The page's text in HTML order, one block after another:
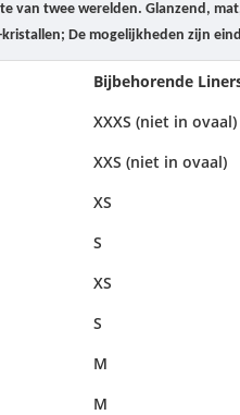
van twee werelden. Glanzend,
De mogelijkheden zijn
Bijbehorende
XXXS (niet in ovaal)
XXS (niet in ovaal)
XS
S
XS
S
M
M